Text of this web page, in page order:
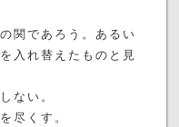
関であろう。あるい
入れ替えたものと見
ない。
尽くす。